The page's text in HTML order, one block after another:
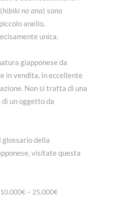
hibiki no ana) sono
anello,
unica.
giapponese da
in vendita, in eccellente
Non si tratta di una
un oggetto da
glossario della
visitate questa
– 25.000€